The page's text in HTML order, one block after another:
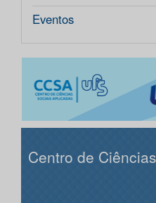
Eventos
Centro de